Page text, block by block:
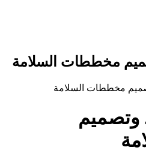
مخططات السلامة
مخططات السلامة
وتصميم